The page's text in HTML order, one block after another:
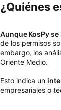
¿Quiénes
Aunque KosPy
de los permisos
embargo, los
Oriente Medio.
Esto indica un
empresariales o